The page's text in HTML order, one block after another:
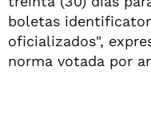
boletas
oficializados",
norma votada por